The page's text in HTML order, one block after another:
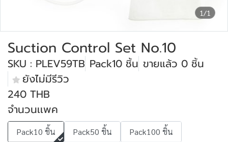
1/1
Suction Control Set No.10
SKU : PLEV59TB Pack10 ชิ้น ขายแล้ว 0 ชิ้น
ยังไม่มีรีวิว
240 THB
จำนวนเเพค
Pack10 ชิ้น Pack50 ชิ้น Pack100 ชิ้น